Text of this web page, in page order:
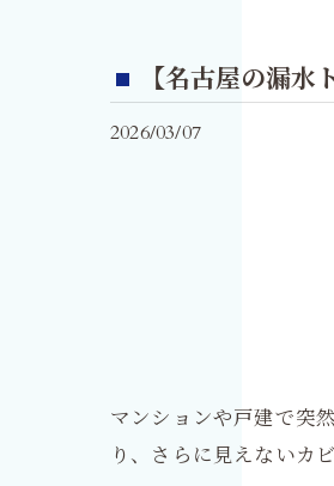
【名古屋の漏
2026/03/07
マンションや戸建で突
り、さらに見えないカ